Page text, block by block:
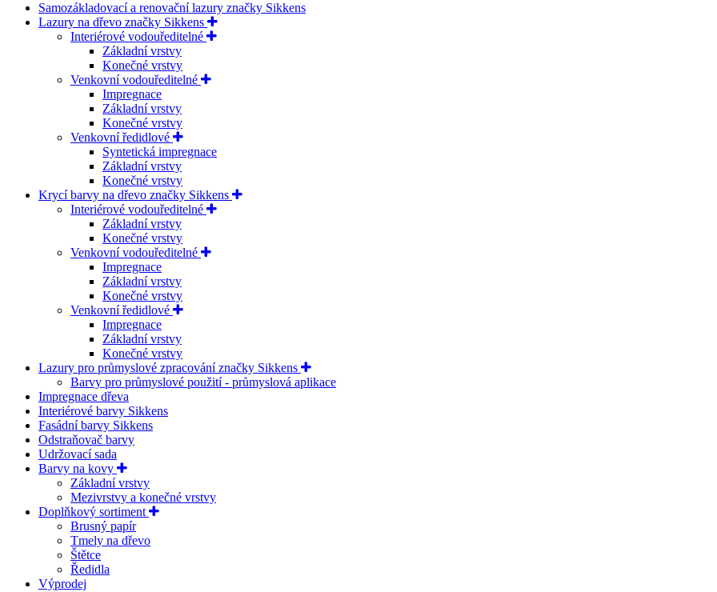
Samozákladovací a renovační lazury značky Sikkens
Lazury na dřevo značky Sikkens
Interiérové vodouředitelné
Základní vrstvy
Konečné vrstvy
Venkovní vodouředitelné
Impregnace
Základní vrstvy
Konečné vrstvy
Venkovní ředidlové
Syntetická impregnace
Základní vrstvy
Konečné vrstvy
Krycí barvy na dřevo značky Sikkens
Interiérové vodouředitelné
Základní vrstvy
Konečné vrstvy
Venkovní vodouředitelné
Impregnace
Základní vrstvy
Konečné vrstvy
Venkovní ředidlové
Impregnace
Základní vrstvy
Konečné vrstvy
Lazury pro průmyslové zpracování značky Sikkens
Barvy pro průmyslové použití - průmyslová aplikace
Impregnace dřeva
Interiérové barvy Sikkens
Fasádní barvy Sikkens
Odstraňovač barvy
Udržovací sada
Barvy na kovy
Základní vrstvy
Mezivrstvy a konečné vrstvy
Doplňkový sortiment
Brusný papír
Tmely na dřevo
Štětce
Ředidla
Výprodej